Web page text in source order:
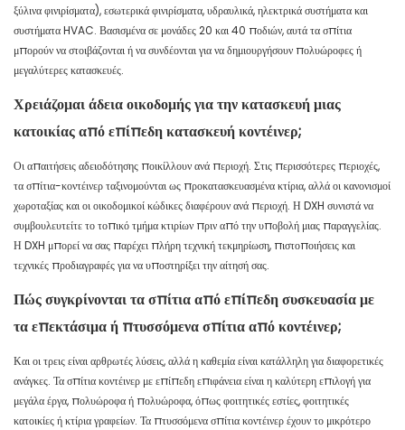
ξύλινα φινιρίσματα), εσωτερικά φινιρίσματα, υδραυλικά, ηλεκτρικά συστήματα και
συστήματα HVAC. Βασισμένα σε μονάδες 20 και 40 ποδιών, αυτά τα σπίτια
μπορούν να στοιβάζονται ή να συνδέονται για να δημιουργήσουν πολυώροφες ή
μεγαλύτερες κατασκευές.
Χρειάζομαι άδεια οικοδομής για την κατασκευή μιας
κατοικίας από επίπεδη κατασκευή κοντέινερ;
Οι απαιτήσεις αδειοδότησης ποικίλλουν ανά περιοχή. Στις περισσότερες περιοχές,
τα σπίτια-κοντέινερ ταξινομούνται ως προκατασκευασμένα κτίρια, αλλά οι κανονισμοί
χωροταξίας και οι οικοδομικοί κώδικες διαφέρουν ανά περιοχή. Η DXH συνιστά να
συμβουλευτείτε το τοπικό τμήμα κτιρίων πριν από την υποβολή μιας παραγγελίας.
Η DXH μπορεί να σας παρέχει πλήρη τεχνική τεκμηρίωση, πιστοποιήσεις και
τεχνικές προδιαγραφές για να υποστηρίξει την αίτησή σας.
Πώς συγκρίνονται τα σπίτια από επίπεδη συσκευασία με
τα επεκτάσιμα ή πτυσσόμενα σπίτια από κοντέινερ;
Και οι τρεις είναι αρθρωτές λύσεις, αλλά η καθεμία είναι κατάλληλη για διαφορετικές
ανάγκες. Τα σπίτια κοντέινερ με επίπεδη επιφάνεια είναι η καλύτερη επιλογή για
μεγάλα έργα, πολυώροφα ή πολυώροφα, όπως φοιτητικές εστίες, φοιτητικές
κατοικίες ή κτίρια γραφείων. Τα πτυσσόμενα σπίτια κοντέινερ έχουν το μικρότερο